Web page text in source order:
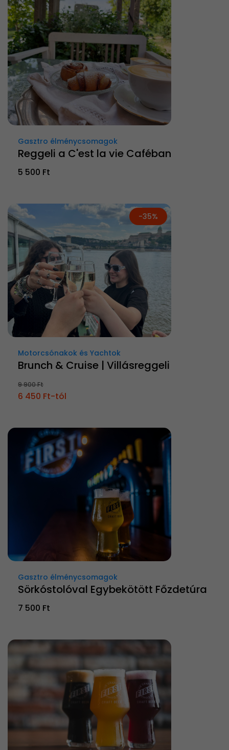
Gasztro élménycsomagok
Reggeli a C'est la vie Caféban
5 500 Ft
-35%
Motorcsónakok és Yachtok
Brunch & Cruise | Villásreggeli
9 900 Ft
6 450 Ft-tól
Gasztro élménycsomagok
Sörkóstolóval Egybekötött Főzdetúra
7 500 Ft